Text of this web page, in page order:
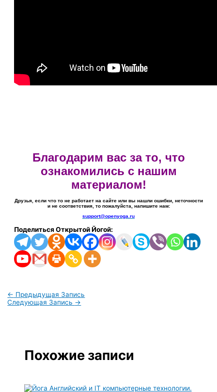
Благодарим вас за то, что
ознакомились с нашим
материалом!
Друзья, если что то не работает на сайте или вы нашли ошибки, неточности
и не соответствия, то пожалуйста, напишите нам:
support@openyoga.ru
Поделиться Открытой Йогой:
← Предыдущая Запись
Следующая Запись →
Похожие записи